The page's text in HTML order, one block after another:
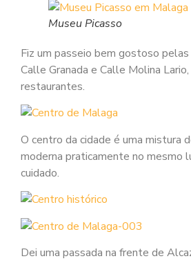
Museu Picasso
Fiz um passeio bem gostoso
Calle Granada e Calle Molina
restaurantes.
O centro da cidade é uma mistura
moderna praticamente no mesmo
cuidado.
Dei uma passada na frente de